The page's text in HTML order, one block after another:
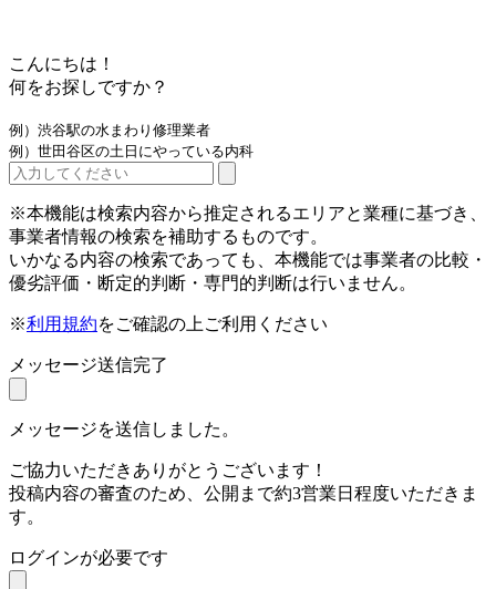
こんにちは！
何をお探しですか？
例）渋谷駅の水まわり修理業者
例）世田谷区の土日にやっている内科
※本機能は検索内容から推定されるエリアと業種に基づき、
事業者情報の検索を補助するものです。
いかなる内容の検索であっても、本機能では事業者の比較・
優劣評価・断定的判断・専門的判断は行いません。
※利用規約をご確認の上ご利用ください
メッセージ送信完了
メッセージを送信しました。
ご協力いただきありがとうございます！
投稿内容の審査のため、公開まで約3営業日程度いただきま
す。
ログインが必要です